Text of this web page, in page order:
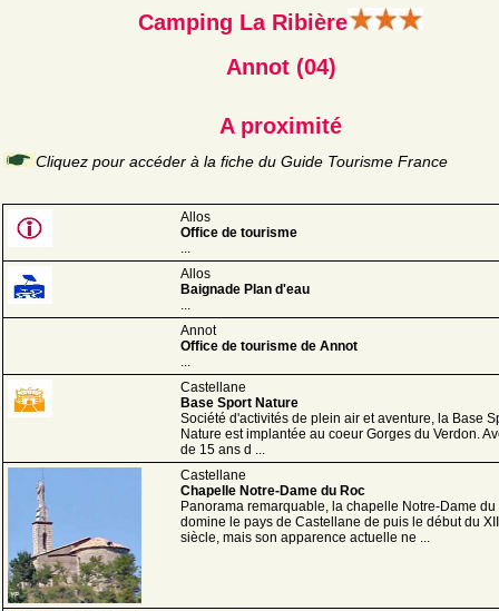
Camping La Ribière
Annot (04)
A proximité
Cliquez pour accéder à la fiche du Guide Tourisme France
Allos
Office de tourisme
...
Allos
Baignade Plan d'eau
...
Annot
Office de tourisme de Annot
...
Castellane
Base Sport Nature
Société d'activités de plein air et aventure, la Base
Nature est implantée au coeur Gorges du Verdon.
de 15 ans d ...
Castellane
Chapelle Notre-Dame du Roc
Panorama remarquable, la chapelle Notre-Dame du
domine le pays de Castellane de puis le début du
siècle, mais son apparence actuelle ne ...